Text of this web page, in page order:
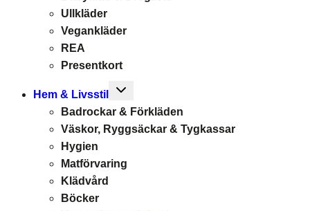
Ullkläder
Vegankläder
REA
Presentkort
Hem & Livsstil
Toggle
menu
Badrockar & Förkläden
Väskor, Ryggsäckar & Tygkassar
Hygien
Matförvaring
Klädvård
Böcker